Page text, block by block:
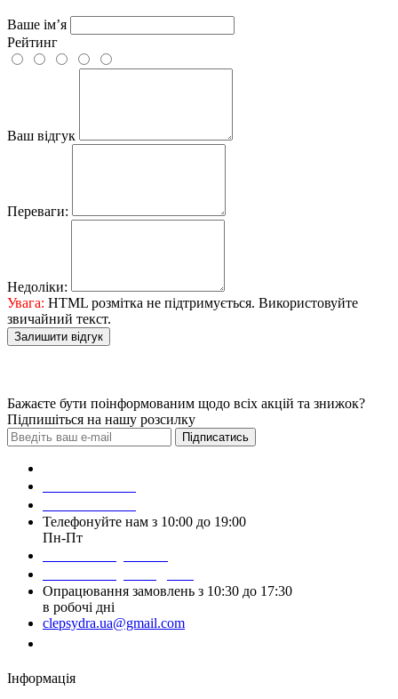
Ваше ім’я
Рейтинг
Ваш відгук
Переваги:
Недоліки:
Увага: HTML розмітка не підтримується. Використовуйте
звичайний текст.
Залишити відгук
Бажаєте бути поінформованим щодо всіх акцій та знижок?
Підпишіться на нашу розсилку
Підписатись
Телефонуйте нам з 10:00 до 19:00
Пн-Пт
Опрацювання замовлень з 10:30 до 17:30
в робочі дні
clepsydra.ua@gmail.com
Інформація